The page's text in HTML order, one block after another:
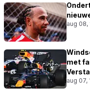
aug 08,
met
aug 07,